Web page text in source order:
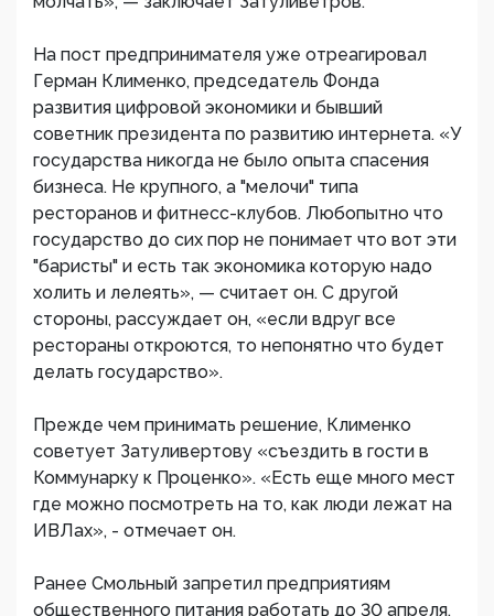
На пост предпринимателя уже отреагировал
Герман Клименко, председатель Фонда
развития цифровой экономики и бывший
советник президента по развитию интернета. «У
государства никогда не было опыта спасения
бизнеса. Не крупного, а "мелочи" типа
ресторанов и фитнесс-клубов. Любопытно что
государство до сих пор не понимает что вот эти
"баристы" и есть так экономика которую надо
холить и лелеять», — считает он. С другой
стороны, рассуждает он, «если вдруг все
рестораны откроются, то непонятно что будет
делать государство».
Прежде чем принимать решение, Клименко
советует Затуливертову «съездить в гости в
Коммунарку к Проценко». «Есть еще много мест
где можно посмотреть на то, как люди лежат на
ИВЛах», - отмечает он.
Ранее Смольный запретил предприятиям
общественного питания работать до 30 апреля,